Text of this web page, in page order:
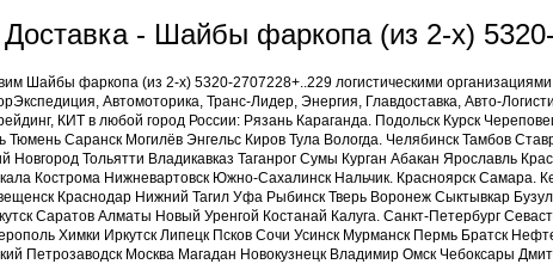
Доставка - Шайбы фаркопа (из 2-х)
Шайбы фаркопа (из 2-х) 5320-2707228+..229 логистическими
Автомоторика, Транс-Лидер, Энергия, Главдоставка, Авто-
КИТ в любой город России: Рязань Караганда. Подольск Курск
Тюмень Саранск Могилёв Энгельс Киров Тула Вологда. Челябинск Тамбов
Новгород Тольятти Владикавказ Таганрог Сумы Курган Абакан Ярославль
Кострома Нижневартовск Южно-Сахалинск Нальчик. Красноярск Самара.
Краснодар Нижний Тагил Уфа Рыбинск Тверь Воронеж Сыктывкар
Саратов Алматы Новый Уренгой Костанай Калуга. Санкт-Петербург
Химки Иркутск Липецк Псков Сочи Усинск Мурманск Пермь Братск
Петрозаводск Москва Магадан Новокузнецк Владимир Омск Чебоксары